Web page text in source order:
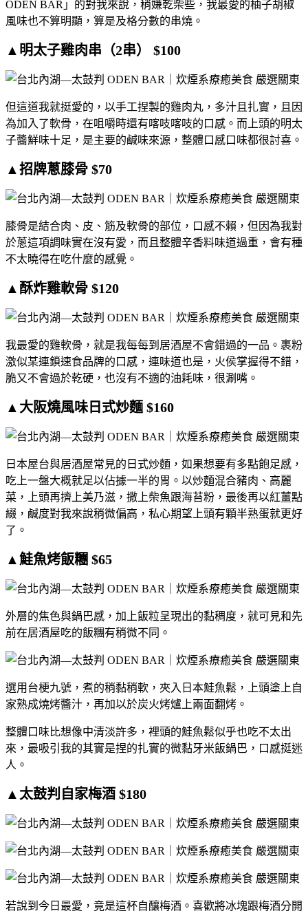
ODEN BAR」的對我來說，稍嫌乾柴些，我最愛的柚子胡椒
風味也不算明顯，算是及格分數的串燒。
▲明太子雞肉串（2串） $100
但這道我就挺愛的，以手工捏製的雞肉丸，多汁且扎實，且因
為加入了軟骨，在咀嚼時還有喀吱喀吱的口感。而上頭的明太
子醬鮮味十足，是主要的鹹味來源，整體口感口味都很討喜。
▲招牌蔥膝骨 $70
膝骨是結合肉、皮、筋及軟骨的部位，口感不賴，但因為我對
於蔥這項調味實在沒有愛，而且整體辛香料味道過重，會有種
不太曉得在吃什麼的感覺。
▲酥炸雞軟骨 $120
我最愛的雞軟骨，就是我每每到居酒屋不會錯過的一品。裹粉
激似某連鎖速食品牌的口感，連味道也是，火侯掌握得不錯，
脆又不會過於乾硬，也沒有不適的油耗味，很涮嘴。
▲大阪燒風味日式炒麵 $160
日本屋台與居酒屋常見的日式炒麵，如果想要有多點飽足感，
吃上一盤大概就足以佔據一半的胃。以炒麵混合豬肉、高麗
菜，上頭再擠上美乃滋，撒上柴魚跟海苔粉，最後再以紅薑點
綴，鹹度對我來說稍微偏高，私心期望上頭有顆半熟蛋就更好
了。
▲鮭魚烤飯糰 $65
外層的焦色與鍋巴感，加上飯粒呈現出的黏稠度，就可見和先
前在居酒屋吃的飯糰有稍微不同。
選用台梗九號，煮的稍黏稍軟，夾入日本鮭魚鬆，上頭塗上自
家熟成燒烤醬汁，再加以於炭火烤爐上兩面翻烤。
整體口味比想像中清淡許多，裡頭的鮭魚鬆似乎也吃不太出
來，最吸引我的其實是捏的扎實的微黏牙米飯鍋巴，口感挺迷
人。
▲太鼓判自家梅酒 $180
若說到今日最愛，竟是這杯自釀梅酒。喜歡將冰塊跟梅酒分開